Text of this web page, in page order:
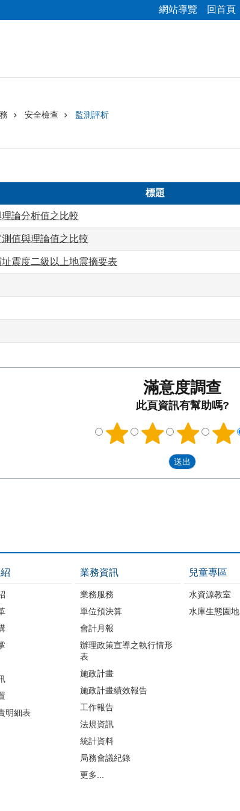
網站導覽 回首頁
安全檢查 監測評析
標題
論分析值之比較
值與理論值之比較
震度二級以上地震摘要表
滿意度調查
此頁資訊有幫助嗎?
明細表
業務資訊
業務服務
單位預決算
會計月報
辦理政策宣導之執行情形
表
施政計畫
施政計畫績效報告
工作報告
法規資訊
統計資料
局務會議紀錄
更多...
兒童專區
水資源教室
水庫生態園地